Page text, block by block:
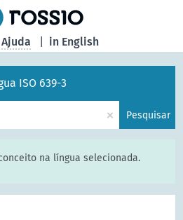
in English
Ajuda
ISO 639-3
× Pesquisar
na língua selecionada.